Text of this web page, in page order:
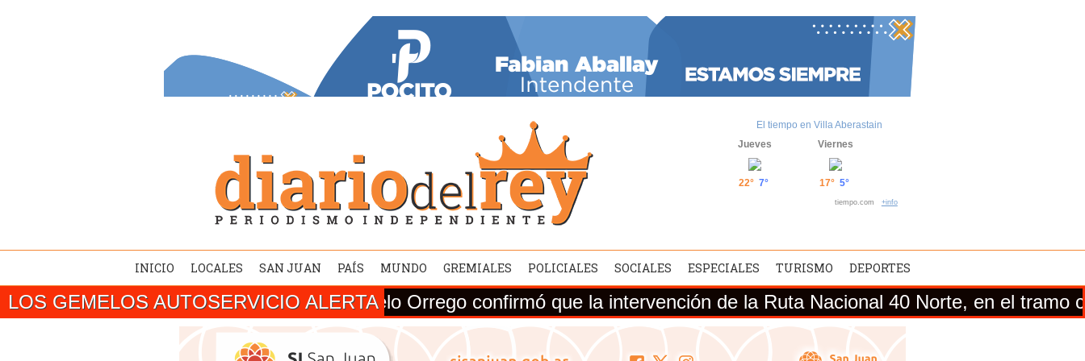
El tiempo en Villa Aberastain
Jueves
22° 7°
Viernes
17° 5°
tiempo.com +info
INICIO LOCALES SAN JUAN PAÍS MUNDO GREMIALES POLICIALES SOCIALES ESPECIALES TURISMO DEPORTES
LOS GEMELOS AUTOSERVICIO ALERTA
SAN JUAN/ El gobernador Marcelo Orrego confirmó que la intervención de la Ruta Nacional 40 Norte, en el tramo